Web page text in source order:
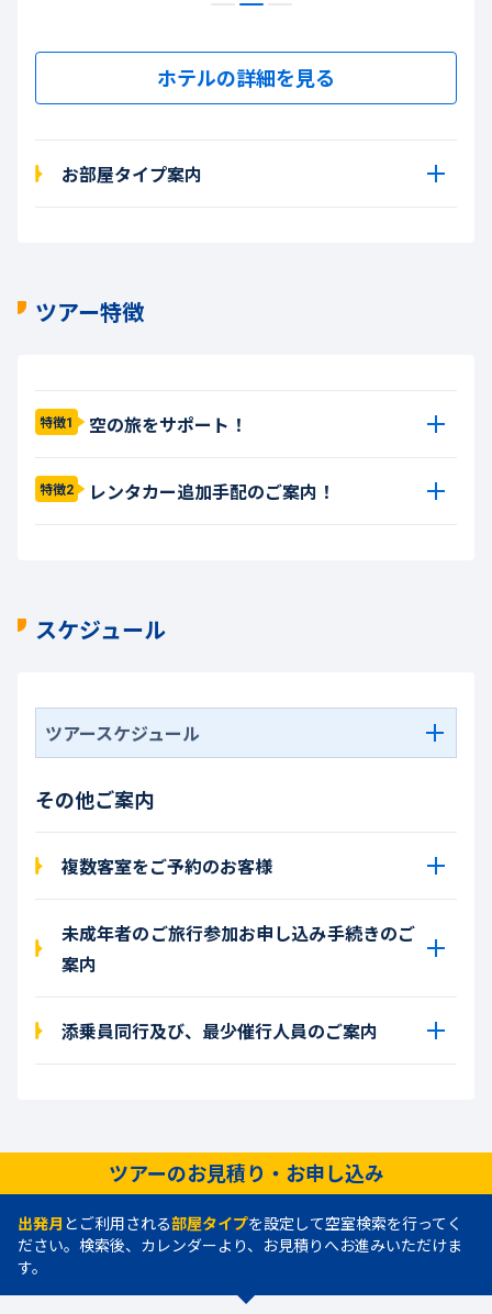
ホテルの詳細を見る
お部屋タイプ案内
ツアー特徴
特徴1 空の旅をサポート！
特徴2 レンタカー追加手配のご案内！
スケジュール
ツアースケジュール
その他ご案内
複数客室をご予約のお客様
未成年者のご旅行参加お申し込み手続きのご
案内
添乗員同行及び、最少催行人員のご案内
ツアーのお見積り・お申し込み
出発月 とご利用される部屋タイプを設定して空室検索を行ってく
ださい。検索後、カレンダーより、お見積りへお進みいただけま
す。